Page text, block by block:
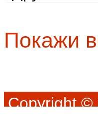
Покажи
Copyright ©